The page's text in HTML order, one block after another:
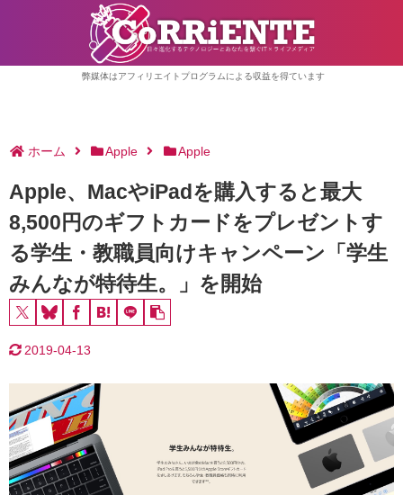
弊媒体はアフィリエイトプログラムによる収益を得ています
ホーム Apple Apple
Apple、MacやiPadを購入すると最大
8,500円のギフトカードをプレゼントす
る学生・教職員向けキャンペーン「学生
みんなが特待生。」を開始
2019-04-13